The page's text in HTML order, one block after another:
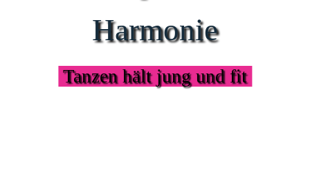
Harmonie
Tanzen hält jung und fit